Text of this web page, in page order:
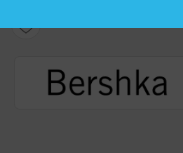
Válido hasta 31 de dic